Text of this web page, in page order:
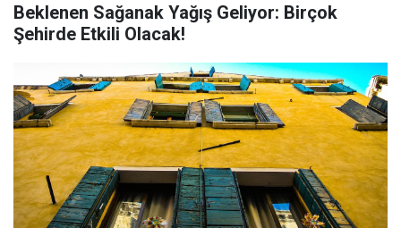
Beklenen Sağanak Yağış Geliyor: Birçok
Şehirde Etkili Olacak!